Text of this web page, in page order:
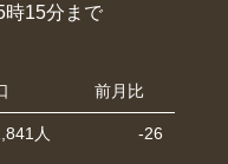
15分まで
前月比
人 -26